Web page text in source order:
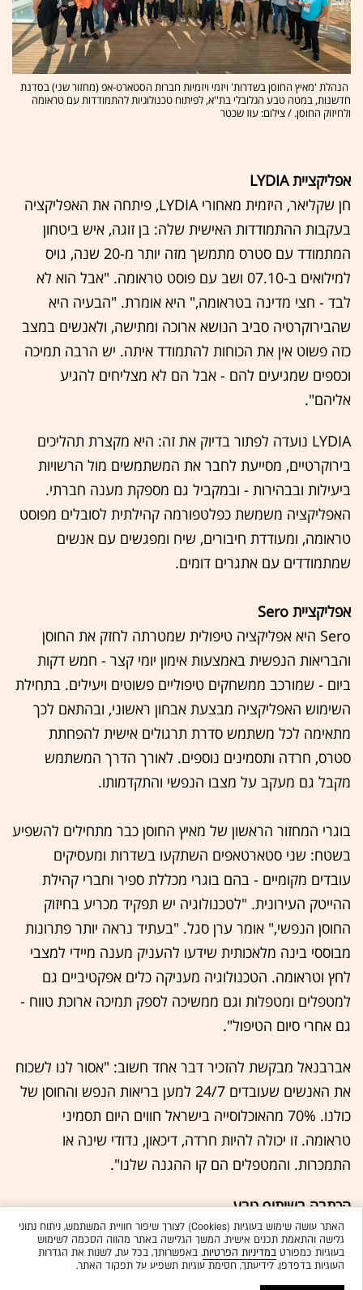
הנהלת 'מאיץ החוסן בשדרות' ויזמי ויזמיות חברות הסטארט-אפ (מחזור שני) בסדנת
חדשנות, במטה טבע הגלובלי בת''א, לפיתוח טכנולוגיות להתמודדות עם טראומה
ולחיזוק החוסן. / צילום: עוז שכטר
אפליקציית LYDIA
חן שקליאר, היזמית מאחורי LYDIA, פיתחה את האפליקציה
בעקבות ההתמודדות האישית שלה: בן זוגה, איש ביטחון
המתמודד עם סטרס מתמשך מזה יותר מ-20 שנה, גויס
למילואים ב-07.10 ושב עם פוסט טראומה. "אבל הוא לא
לבד - חצי מדינה בטראומה," היא אומרת. "הבעיה היא
שהבירוקרטיה סביב הנושא ארוכה ומתישה, ולאנשים במצב
כזה פשוט אין את הכוחות להתמודד איתה. יש הרבה תמיכה
וכספים שמגיעים להם - אבל הם לא מצליחים להגיע
אליהם".
LYDIA נועדה לפתור בדיוק את זה: היא מקצרת תהליכים
בירוקרטיים, מסייעת לחבר את המשתמשים מול הרשויות
ביעילות ובבהירות - ובמקביל גם מספקת מענה חברתי.
האפליקציה משמשת כפלטפורמה קהילתית לסובלים מפוסט
טראומה, ומעודדת חיבורים, שיח ומפגשים עם אנשים
שמתמודדים עם אתגרים דומים.
אפליקציית Sero
Sero היא אפליקציה טיפולית שמטרתה לחזק את החוסן
והבריאות הנפשית באמצעות אימון יומי קצר - חמש דקות
ביום - שמורכב ממשחקים טיפוליים פשוטים ויעילים. בתחילת
השימוש האפליקציה מבצעת אבחון ראשוני, ובהתאם לכך
מתאימה לכל משתמש סדרת תרגולים אישית להפחתת
סטרס, חרדה ותסמינים נוספים. לאורך הדרך המשתמש
מקבל גם מעקב על מצבו הנפשי והתקדמותו.
בוגרי המחזור הראשון של מאיץ החוסן כבר מתחילים להשפיע
בשטח: שני סטארטאפים השתקעו בשדרות ומעסיקים
עובדים מקומיים - בהם בוגרי מכללת ספיר וחברי קהילת
ההייטק העירונית. "לטכנולוגיה יש תפקיד מכריע בחיזוק
החוסן הנפשי," אומר ערן סגל. "בעתיד נראה יותר פתרונות
מבוססי בינה מלאכותית שידעו להעניק מענה מיידי למצבי
לחץ וטראומה. הטכנולוגיה מעניקה כלים אפקטיביים גם
למטפלים ומטפלות וגם ממשיכה לספק תמיכה ארוכת טווח -
גם אחרי סיום הטיפול".
אברבנאל מבקשת להזכיר דבר אחד חשוב: "אסור לנו לשכוח
את האנשים שעובדים 24/7 למען בריאות הנפש והחוסן של
כולנו. 70% מהאוכלוסייה בישראל חווים היום תסמיני
טראומה. זו יכולה להיות חרדה, דיכאון, נדודי שינה או
התמכרות. והמטפלים הם קו ההגנה שלנו".
הכתבה בשיתוף טבע
האתר עושה שימוש בעוגיות (Cookies) לצורך שיפור חוויית המשתמש, ניתוח נתוני
גלישה והתאמת תכנים אישית. המשך הגלישה באתר מהווה הסכמה לשימוש
בעוגיות כמפורטבמדיניות הפרטיות. באפשרותך, בכל עת, לשנות את הגדרות
העוגיות בדפדפן. לידיעתך, חסימת עוגיות תשפיע על תפקוד האתר.